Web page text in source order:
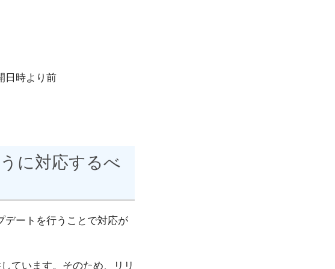
日時より前
に対応するべ
ートを行うことで対応が
ています。そのため、リリ